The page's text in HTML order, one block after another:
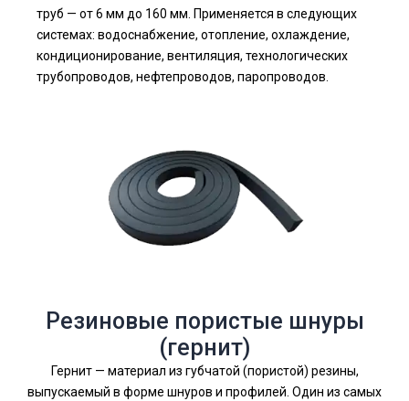
труб — от 6 мм до 160 мм. Применяется в следующих
системах: водоснабжение, отопление, охлаждение,
кондиционирование, вентиляция, технологических
трубопроводов, нефтепроводов, паропроводов.
Резиновые пористые шнуры
(гернит)
Гернит — материал из губчатой (пористой) резины,
выпускаемый в форме шнуров и профилей. Один из самых